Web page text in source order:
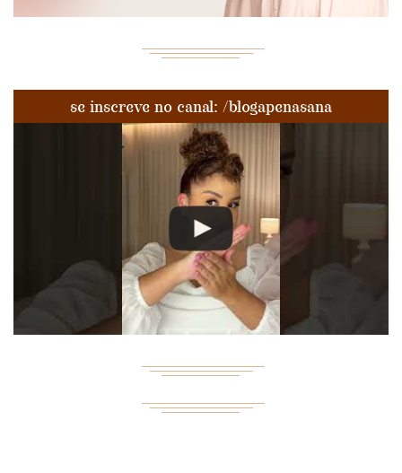
se inscreve no canal: /blogapenasana